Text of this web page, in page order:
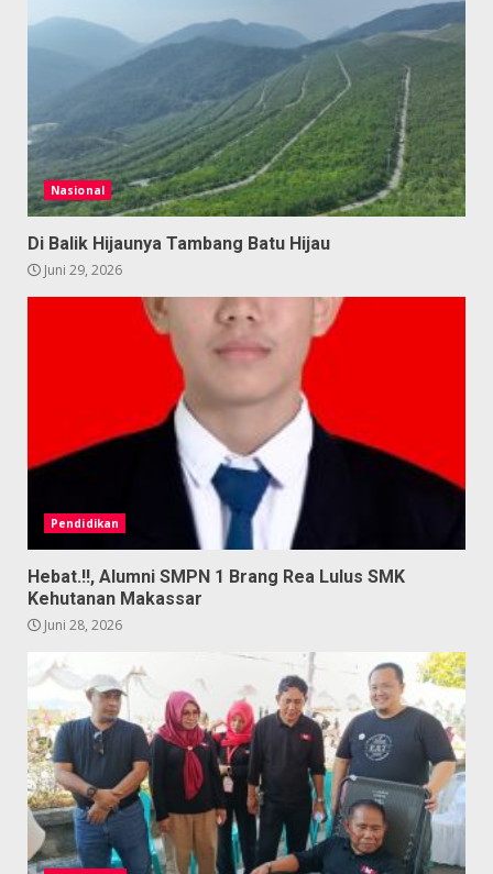
Nasional
Di Balik Hijaunya Tambang Batu Hijau
Juni 29, 2026
Pendidikan
Hebat.!!, Alumni SMPN 1 Brang Rea Lulus SMK
Kehutanan Makassar
Juni 28, 2026